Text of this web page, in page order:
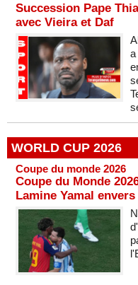
Succession Pape
avec Vieira et Daf
a
WORLD CUP 2026
Coupe du monde 2026
Coupe du Monde
Lamine Yamal